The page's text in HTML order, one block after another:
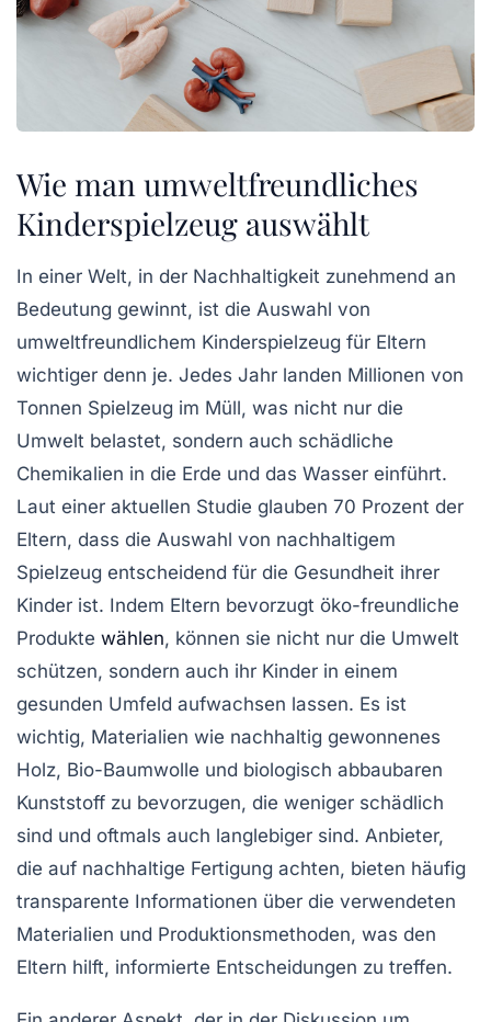
Wie man umweltfreundliches
Kinderspielzeug auswählt
In einer Welt, in der Nachhaltigkeit zunehmend an
Bedeutung gewinnt, ist die Auswahl von
umweltfreundlichem Kinderspielzeug für Eltern
wichtiger denn je. Jedes Jahr landen Millionen von
Tonnen Spielzeug im Müll, was nicht nur die
Umwelt belastet, sondern auch schädliche
Chemikalien in die Erde und das Wasser einführt.
Laut einer aktuellen Studie glauben 70 Prozent der
Eltern, dass die Auswahl von nachhaltigem
Spielzeug entscheidend für die Gesundheit ihrer
Kinder ist. Indem Eltern bevorzugt öko-freundliche
Produkte wählen, können sie nicht nur die Umwelt
schützen, sondern auch ihr Kinder in einem
gesunden Umfeld aufwachsen lassen. Es ist
wichtig, Materialien wie nachhaltig gewonnenes
Holz, Bio-Baumwolle und biologisch abbaubaren
Kunststoff zu bevorzugen, die weniger schädlich
sind und oftmals auch langlebiger sind. Anbieter,
die auf nachhaltige Fertigung achten, bieten häufig
transparente Informationen über die verwendeten
Materialien und Produktionsmethoden, was den
Eltern hilft, informierte Entscheidungen zu treffen.